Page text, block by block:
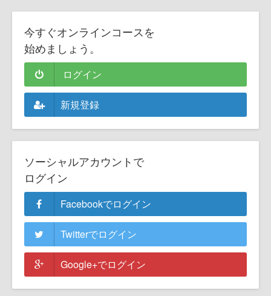
今すぐオンラインコースを
始めましょう。
ログイン
新規登録
ソーシャルアカウントで
ログイン
Facebookでログイン
Twitterでログイン
Google+でログイン